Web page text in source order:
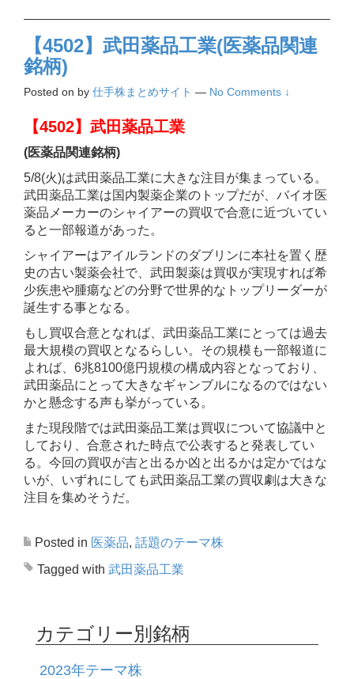
【4502】武田薬品工業(医薬品関連
銘柄)
Posted on by 仕手株まとめサイト — No Comments ↓
【4502】武田薬品工業
(医薬品関連銘柄)
5/8(火)は武田薬品工業に大きな注目が集まっている。
武田薬品工業は国内製薬企業のトップだが、バイオ医
薬品メーカーのシャイアーの買収で合意に近づいてい
ると一部報道があった。
シャイアーはアイルランドのダブリンに本社を置く歴
史の古い製薬会社で、武田製薬は買収が実現すれば希
少疾患や腫瘍などの分野で世界的なトップリーダーが
誕生する事となる。
もし買収合意となれば、武田薬品工業にとっては過去
最大規模の買収となるらしい。その規模も一部報道に
よれば、6兆8100億円規模の構成内容となっており、
武田薬品にとって大きなギャンブルになるのではない
かと懸念する声も挙がっている。
また現段階では武田薬品工業は買収について協議中と
しており、合意された時点で公表すると発表してい
る。今回の買収が吉と出るか凶と出るかは定かではな
いが、いずれにしても武田薬品工業の買収劇は大きな
注目を集めそうだ。
Posted in 医薬品, 話題のテーマ株
Tagged with 武田薬品工業
カテゴリー別銘柄
2023年テーマ株